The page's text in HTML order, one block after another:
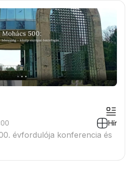
Hír
évfordulója konferencia és